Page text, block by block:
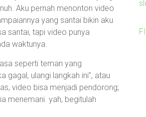
Aku pernah menonton video
yang santai bikin aku
santai, tapi video punya
waktunya.
seperti teman yang
gagal, ulangi langkah ini”, atau
video bisa menjadi pendorong;
menemani. yah, begitulah